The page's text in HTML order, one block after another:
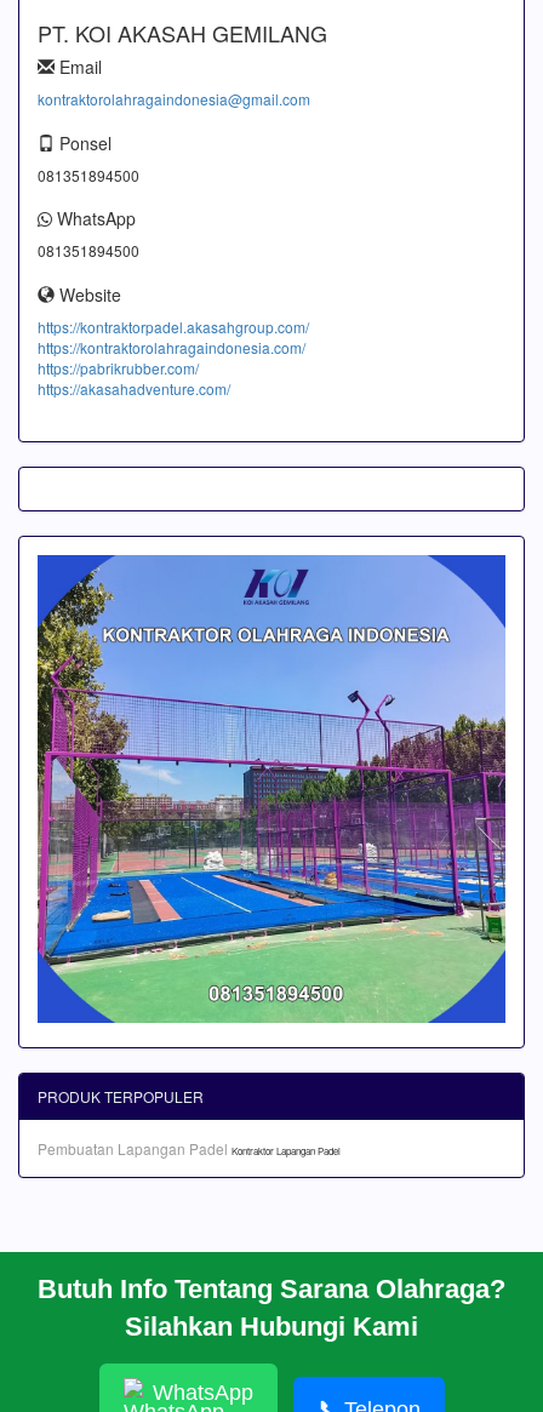
PT. KOI AKASAH GEMILANG
Email
kontraktorolahragaindonesia@gmail.com
Ponsel
081351894500
WhatsApp
081351894500
Website
https://kontraktorpadel.akasahgroup.com/
https://kontraktorolahragaindonesia.com/
https://pabrikrubber.com/
https://akasahadventure.com/
Butuh Info Tentang Sarana Olahraga?
Silahkan Hubungi Kami
WhatsApp
PRODUK TERPOPULER
Pembuatan Lapangan Padel Kontraktor Lapangan Padel
CARA PESAN
HUBUNGI KAMI